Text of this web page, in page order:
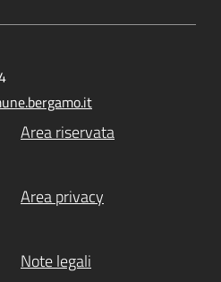
Area riservata
Area privacy
Note legali